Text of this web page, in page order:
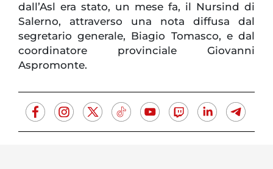
dall’Asl era stato, un mese fa, il Nursind di
Salerno, attraverso una nota diffusa dal
segretario generale, Biagio Tomasco, e dal
coordinatore provinciale Giovanni
Aspromonte.